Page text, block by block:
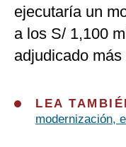
ejecutaría un
a los S/ 1,100
adjudicado
LEA
modernización,